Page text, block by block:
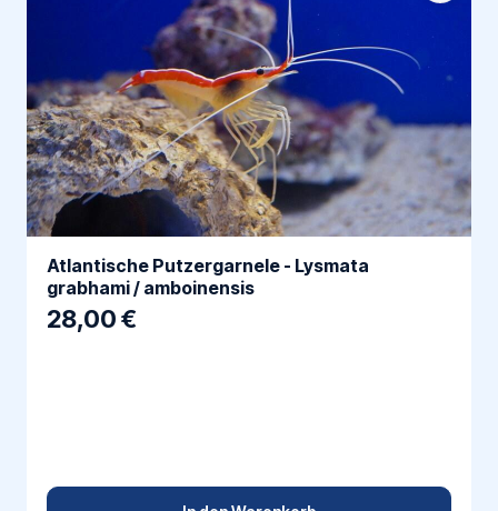
Atlantische Putzergarnele - Lysmata
grabhami / amboinensis
28,00 €